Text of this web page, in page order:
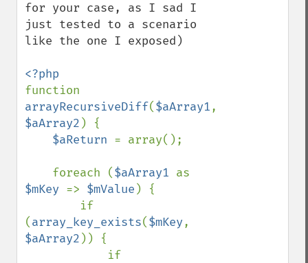
for your case, as I sad I
just tested to a scenario
like the one I exposed)
arrayRecursiveDiff($aArray1
$aArray2 ) {
$aReturn = array();
    foreach (
$aArray1
$mKey => $mValue ) {
(array_key_exists($mKey
$aArray2 )) {